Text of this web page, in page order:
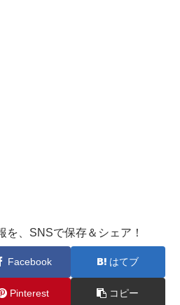
、SNSで保存＆シェア！
Facebook はてブ
Pinterest コピー